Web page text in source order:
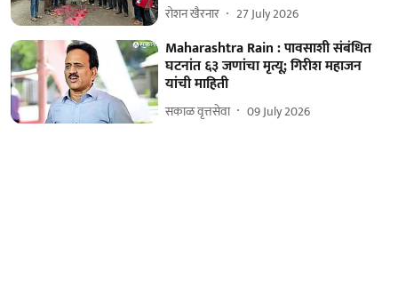
रोशन खैरनार 27 July 2026
Maharashtra Rain : पावसाशी संबंधित
घटनांत ६३ जणांचा मृत्यू; गिरीश महाजन
यांची माहिती
सकाळ वृत्तसेवा 09 July 2026